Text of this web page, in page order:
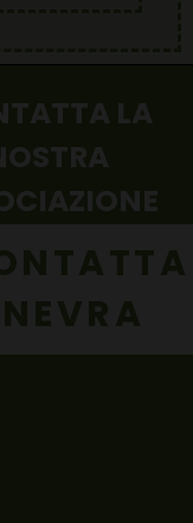
LA
NEVRA